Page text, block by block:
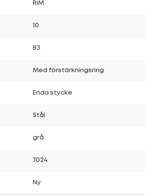
RIM
10
B3
Med förstärkningsring
Enda stycke
Stål
grå
7024
Ny